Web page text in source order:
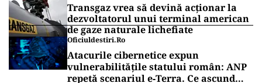
Transgaz vrea să devină acționar la
dezvoltatorul unui terminal american
de gaze naturale lichefiate
Oficiuldestiri.ro
Atacurile cibernetice expun
vulnerabilitățile statului român: ANP
repetă scenariul e‑Terra. Ce ascund